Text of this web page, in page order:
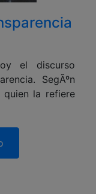
el discurso
SegÃºn
quien la refiere